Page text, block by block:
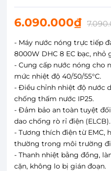
6.090.000₫
- Máy nước nóng trực tiếp
8000W DHC 8 EC bạc, nhỏ
- Cung cấp nước nóng cho
mức nhiệt độ 40/50/55°C.
- Điều chỉnh nhiệt độ nước
chống thấm nước IP25.
- Đảm bảo an toàn tuyệt
dao chống rò rỉ điện (ELCB).
- Tương thích điện từ EMC,
thường trong môi trường
- Thanh nhiệt bằng đồng,
cặn, không lo bị gián đoạn.